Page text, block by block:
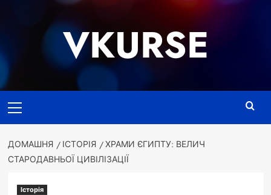
VKURSE
меню
ДОМАШНЯ ІСТОРІЯ
ХРАМИ ЄГИПТУ: ВЕЛИЧ
СТАРОДАВНЬОЇ ЦИВІЛІЗАЦІЇ
Історія